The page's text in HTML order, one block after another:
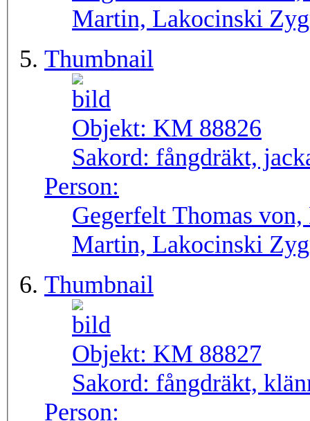
Martin, Lakocinski
Thumbnail
Objekt: KM 88826
Sakord: fångdräkt,
Person:
Gegerfelt Thomas
Martin, Lakocinski
Thumbnail
Objekt: KM 88827
Sakord: fångdräkt,
Person: